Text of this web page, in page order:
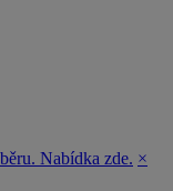
Nabídka zde. ×